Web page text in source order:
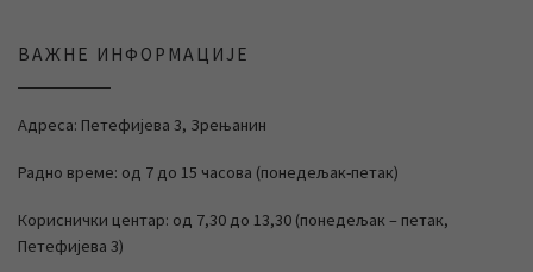
ВАЖНЕ ИНФОРМАЦИЈЕ
Адреса: Петефијева 3, Зрењанин
Радно време: од 7 до 15 часова (понедељак-петак)
Кориснички центар: од 7,30 до 13,30 (понедељак – петак,
Петефијева 3)